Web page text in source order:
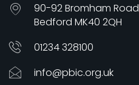
90-92 Bromham Road
Bedford MK40 2QH
01234 328100
info@pbic.org.uk